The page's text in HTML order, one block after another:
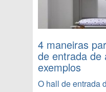
4 maneiras
de entrada de
exemplos
O hall de entrada